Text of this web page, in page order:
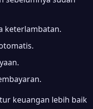
keterlambatan.
keuangan lebih baik